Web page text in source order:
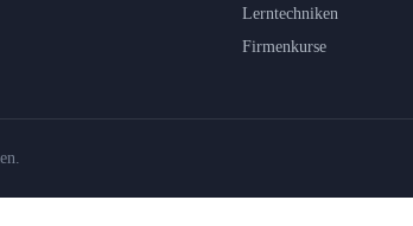
Lerntechniken
Firmenkurse